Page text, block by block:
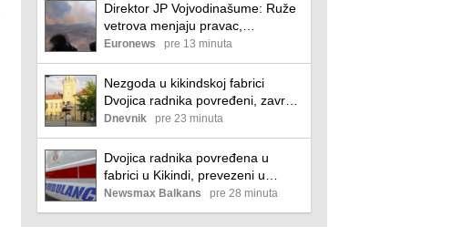
Direktor JP Vojvodinašume: Ruže
vetrova menjaju pravac,
nemoguće predvideti kretanje
požara u Deliblatskoj peščari
Euronews pre 13 minuta
Nezgoda u kikindskoj fabrici
Dvojica radnika povređeni, završili
u bolnici
Dnevnik pre 23 minuta
Dvojica radnika povređena u
fabrici u Kikindi, prevezeni u
bolnicu
Newsmax Balkans pre 28 minuta